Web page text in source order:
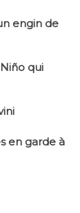
engin de
qui
en garde à